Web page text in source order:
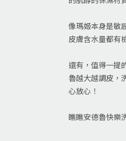
像瑪姬本身是敏
皮膚含水量都有
還有，值得一提
魯越大越調皮，
心放心！
瞧瞧安德魯快樂